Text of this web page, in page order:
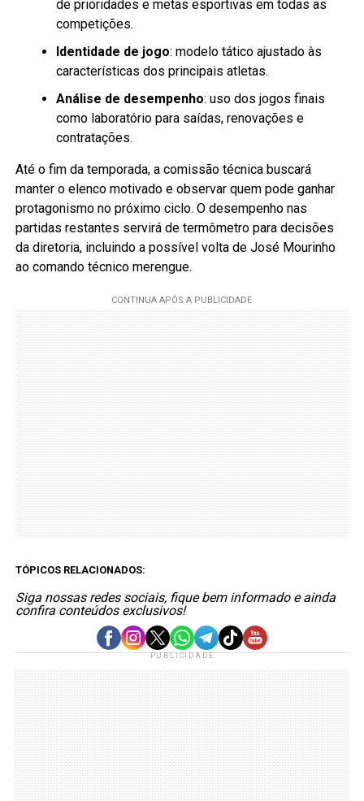
de prioridades e metas esportivas em todas as
competições.
Identidade de jogo: modelo tático ajustado às
características dos principais atletas.
Análise de desempenho: uso dos jogos finais
como laboratório para saídas, renovações e
contratações.
Até o fim da temporada, a comissão técnica buscará
manter o elenco motivado e observar quem pode ganhar
protagonismo no próximo ciclo. O desempenho nas
partidas restantes servirá de termômetro para decisões
da diretoria, incluindo a possível volta de José Mourinho
ao comando técnico merengue.
TÓPICOS RELACIONADOS:
Siga nossas redes sociais, fique bem informado e ainda
confira conteúdos exclusivos!
PUBLICIDADE